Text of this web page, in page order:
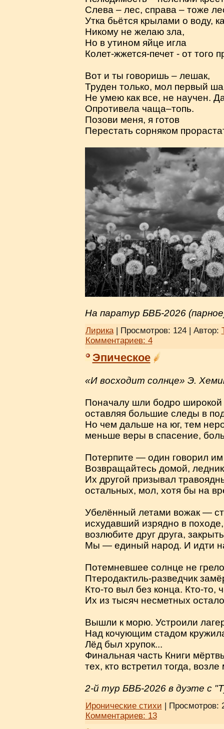
Слева – лес, справа – тоже
Утка бьётся крылами о воду,
Никому не желаю зла,
Но в утином яйце игла
Колет-жжется-печет - от того
Вот и ты говоришь – лешак,
Труден только, мол первый
Не умею как все, не научен.
Опротивела чаща–топь.
Позови меня, я готов
Перестать сорняком
На паратур БВБ-2026
Лирика| Просмотров: 124 | Автор:
Комментариев: 4
Эпическое
«И восходит солнце» Э.
Поначалу шли бодро
оставляя большие следы в
Но чем дальше на юг, тем
меньше веры в спасение,
Потерпите — один говорил
Возвращайтесь домой,
Их другой призывал
остальных, мол, хотя бы на
Убелённый летами вожак —
исхудавший изрядно в
возлюбите друг друга,
Мы — единый народ. И идти
Потемневшее солнце не
Птеродактиль-разведчик
Кто-то выл без конца. Кто-то,
Их из тысяч несметных
Вышли к морю. Устроили
Над кочующим стадом
Лёд был хрупок...
Финальная часть Книги
тех, кто встретил тогда,
2-й тур БВБ-2026 в дуэте с
Иронические стихи | Просмотров:
Комментариев: 13